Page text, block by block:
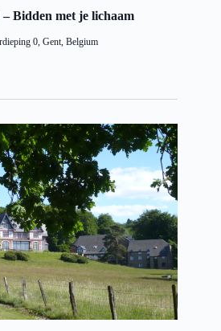
Bidden met je lichaam
0, Gent, Belgium